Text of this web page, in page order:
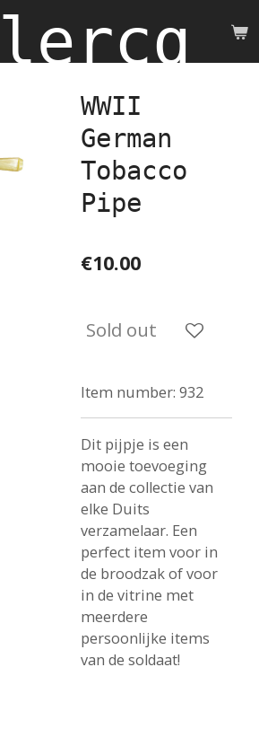
WWII
German
Tobacco
Pipe
€10.00
Sold out
Item number: 932
Dit pijpje is een
mooie toevoeging
aan de collectie van
elke Duits
verzamelaar. Een
perfect item voor in
de broodzak of voor
in de vitrine met
meerdere
persoonlijke items
van de soldaat!